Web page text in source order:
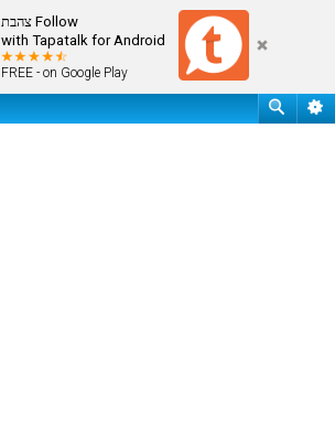
Follow צהבת
with Tapatalk for Android
FREE - on Google Play
מחק את כל עוגיות המערכת